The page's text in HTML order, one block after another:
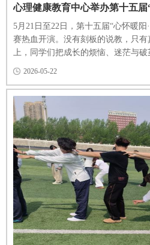
5月21日至22日，第十五届“心怀暖
赛热血开演。没有刻板的说教，只有
上，同学们把成长的烦恼、迷茫与
过自己 面对自我否定的焦虑漩涡怎
的演绎，带大家看一名普通大学生如
2026-05-22